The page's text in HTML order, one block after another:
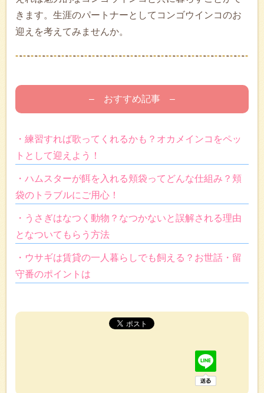
きます。生涯のパートナーとしてコンゴウインコのお
迎えを考えてみませんか。
– おすすめ記事 –
・練習すれば歌ってくれるかも？オカメインコをペッ
トとして迎えよう！
・ハムスターが餌を入れる頬袋ってどんな仕組み？頬
袋のトラブルにご用心！
・うさぎはなつく動物？なつかないと誤解される理由
となついてもらう方法
・ウサギは賃貸の一人暮らしでも飼える？お世話・留
守番のポイントは